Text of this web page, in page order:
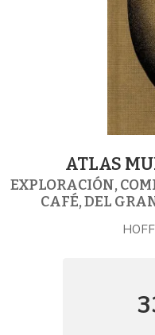
ATLAS
EXPLORACIÓN,
CAFÉ, DEL